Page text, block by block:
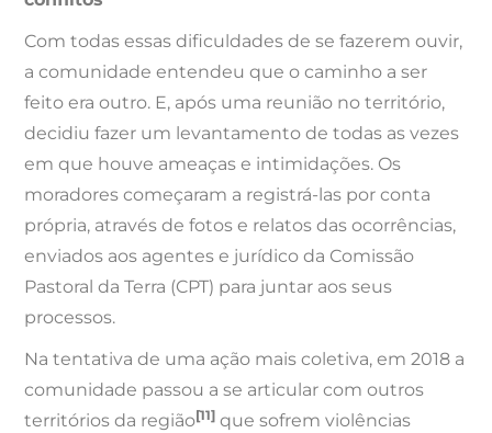
Com todas essas dificuldades de se fazerem ouvir,
a comunidade entendeu que o caminho a ser
feito era outro. E, após uma reunião no território,
decidiu fazer um levantamento de todas as vezes
em que houve ameaças e intimidações. Os
moradores começaram a registrá-las por conta
própria, através de fotos e relatos das ocorrências,
enviados aos agentes e jurídico da Comissão
Pastoral da Terra (CPT) para juntar aos seus
processos.
Na tentativa de uma ação mais coletiva, em 2018 a
comunidade passou a se articular com outros
territórios da região[11] que sofrem violências